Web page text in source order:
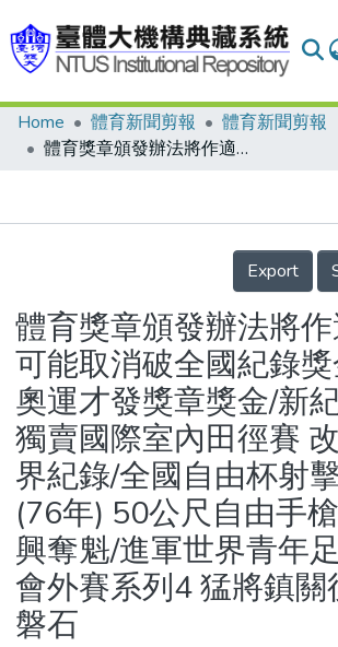
Communities & Collections
Statistics
Home 體育新聞剪報
體育新聞剪報
體育獎章頒發辦法將作適度修訂 可能取消破全國紀錄獎金 破亞運奧運才發獎章獎金/新紀錄 大阪獨賣國際室內田徑賽 改寫三項世界紀錄/全國自由杯射擊錦標賽(76年) 50公尺自由手槍射擊 杜台興奪魁/進軍世界青年足球大洋洲會外賽系列4 猛將鎮關後防安若磐石
Details
Export
體育獎章頒發辦法將
可能取消破全國紀錄
奧運才發獎章獎金/新
獨賣國際室內田徑賽
界紀錄/全國自由杯射
(76年) 50公尺自由手
興奪魁/進軍世界青年
會外賽系列4 猛將鎮關
磐石